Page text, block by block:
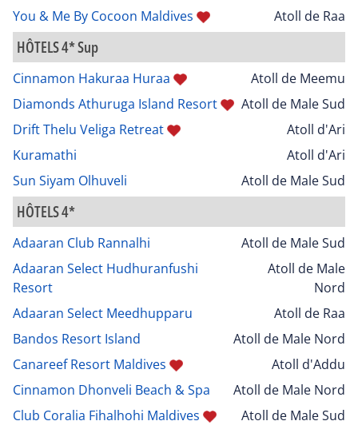
You & Me By Cocoon Maldives
Atoll de Raa
HÔTELS 4* Sup
Cinnamon Hakuraa Huraa
Atoll de Meemu
Diamonds Athuruga Island Resort
Atoll de Male Sud
Drift Thelu Veliga Retreat
Atoll d'Ari
Kuramathi
Atoll d'Ari
Sun Siyam Olhuveli
Atoll de Male Sud
HÔTELS 4*
Adaaran Club Rannalhi
Atoll de Male Sud
Adaaran Select Hudhuranfushi
Resort
Atoll de Male
Nord
Adaaran Select Meedhupparu
Atoll de Raa
Bandos Resort Island
Atoll de Male Nord
Canareef Resort Maldives
Atoll d'Addu
Cinnamon Dhonveli Beach & Spa
Atoll de Male Nord
Club Coralia Fihalhohi Maldives
Atoll de Male Sud